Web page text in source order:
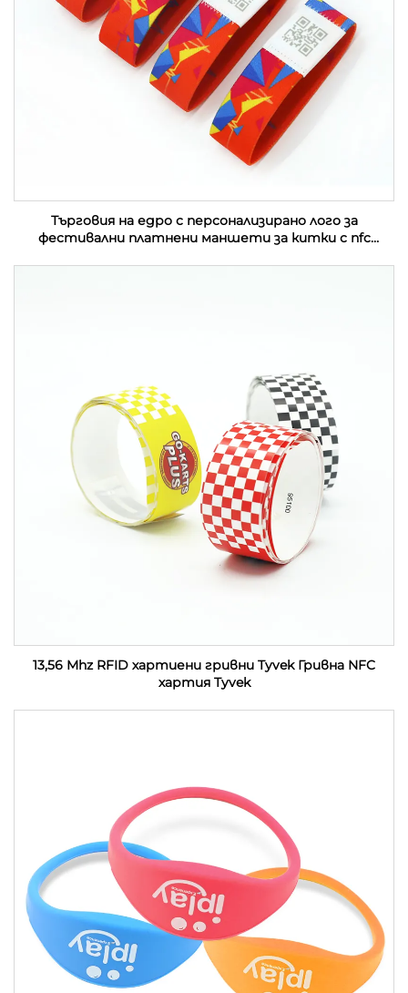
Търговия на едро с персонализирано лого за
фестивални платнени маншети за китки с nfc
13,56 Mhz RFID хартиени гривни Tyvek Гривна NFC
хартия Tyvek